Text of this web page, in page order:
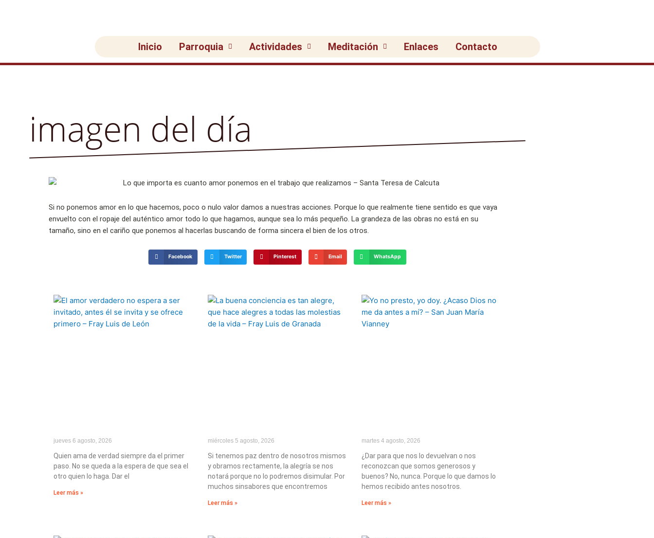
Inicio Parroquia Actividades Meditación Enlaces Contacto
imagen del día
Si no ponemos amor en lo que hacemos, poco o nulo valor damos a nuestras acciones. Porque lo que realmente tiene sentido es que vaya
envuelto con el ropaje del auténtico amor todo lo que hagamos, aunque sea lo más pequeño. La grandeza de las obras no está en su
tamaño, sino en el cariño que ponemos al hacerlas buscando de forma sincera el bien de los otros.
Facebook Twitter Pinterest Email WhatsApp
jueves 6 agosto, 2026
Quien ama de verdad siempre da el primer
paso. No se queda a la espera de que sea el
otro quien lo haga. Dar el
Leer más »
miércoles 5 agosto, 2026
Si tenemos paz dentro de nosotros mismos
y obramos rectamente, la alegría se nos
notará porque no lo podremos disimular. Por
muchos sinsabores que encontremos
Leer más »
martes 4 agosto, 2026
¿Dar para que nos lo devuelvan o nos
reconozcan que somos generosos y
buenos? No, nunca. Porque lo que damos lo
hemos recibido antes nosotros.
Leer más »
PáginaPáginaPáginaPáginaPágina